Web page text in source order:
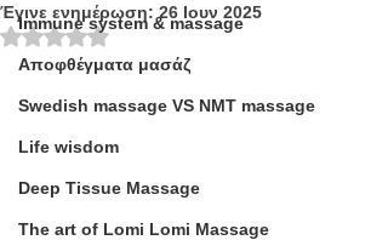
Immune system & massage
Αποφθέγματα μασάζ
Swedish massage VS NMT massage
Life wisdom
Deep Tissue Massage
The art of Lomi Lomi Massage
Έγινε ενημέρωση: 26 Ιουν 2025
Βαθμολογήθηκε με NaN από 5 αστέρια.